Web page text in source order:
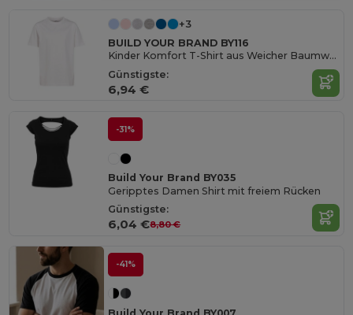
+3
BUILD YOUR BRAND BY116
Kinder Komfort T-Shirt aus Weicher Baumwolle
Günstigste:
6,94 €
-31%
Build Your Brand BY035
Geripptes Damen Shirt mit freiem Rücken
Günstigste:
6,04 €8,80 €
-41%